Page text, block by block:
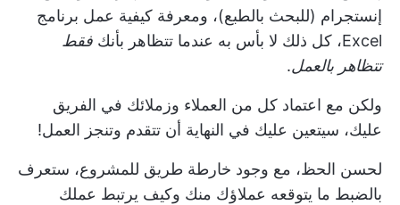
إنستجرام (للبحث بالطبع)، ومعرفة كيفية عمل برنامج
Excel، كل ذلك لا بأس به عندما تتظاهر بأنك
فقط
تتظاهر بالعمل.
ولكن مع اعتماد كل من العملاء وزملائك في الفريق
عليك، سيتعين عليك في النهاية أن تتقدم وتنجز العمل!
لحسن الحظ، مع وجود خارطة طريق للمشروع، ستعرف
بالضبط ما يتوقعه عملاؤك منك وكيف يرتبط عملك